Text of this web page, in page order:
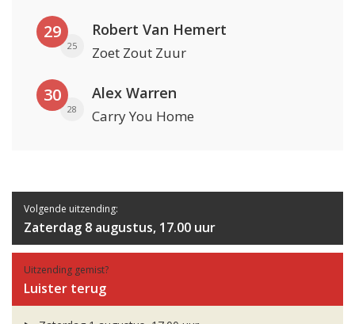
29
25
Robert Van Hemert
Zoet Zout Zuur
30
28
Alex Warren
Carry You Home
Volgende uitzending:
Zaterdag 8 augustus, 17.00 uur
Uitzending gemist?
Luister terug